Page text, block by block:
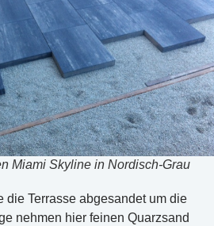
Miami Skyline in Nordisch-Grau
die Terrasse abgesandet um die
nehmen hier feinen Quarzsand